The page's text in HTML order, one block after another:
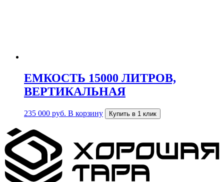
ЕМКОСТЬ 15000 ЛИТРОВ,
ВЕРТИКАЛЬНАЯ
235 000 руб. В корзину Купить в 1 клик